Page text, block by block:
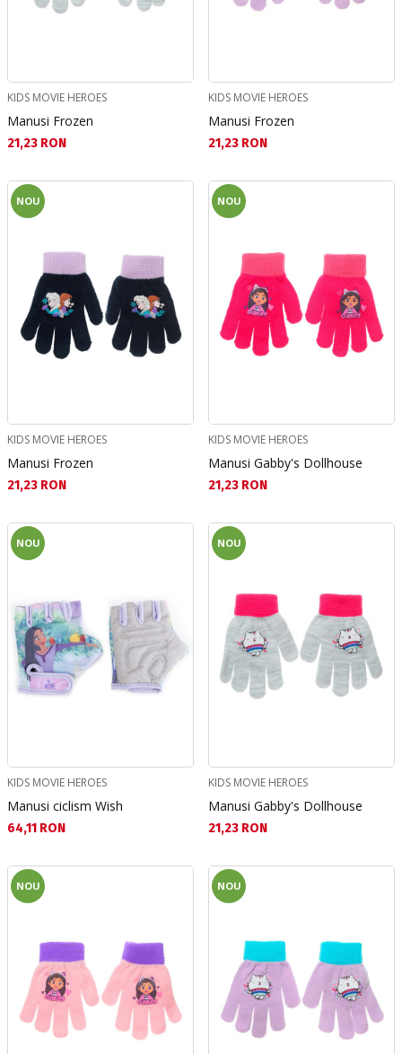
KIDS MOVIE HEROES
Manusi Frozen
Текуща цена:
21,23 RON
KIDS MOVIE HEROES
Manusi Frozen
Текуща цена:
21,23 RON
NOU
KIDS MOVIE HEROES
Manusi Frozen
Текуща цена:
21,23 RON
NOU
KIDS MOVIE HEROES
Manusi Gabby's Dollhouse
Текуща цена:
21,23 RON
NOU
KIDS MOVIE HEROES
Manusi ciclism Wish
Текуща цена:
64,11 RON
NOU
KIDS MOVIE HEROES
Manusi Gabby's Dollhouse
Текуща цена:
21,23 RON
NOU NOU